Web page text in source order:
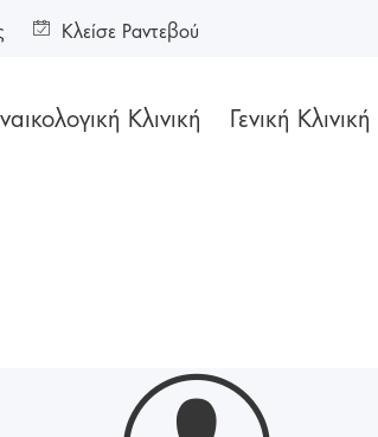
Κλινική Γενική Κλινική
Κλείσε Ραντεβού